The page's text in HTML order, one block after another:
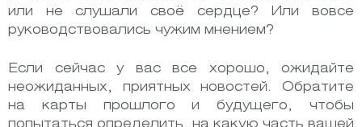
или не слушали своё сердце? Или вовсе
руководствовались чужим мнением?
Если сейчас у вас все хорошо, ожидайте
неожиданных, приятных новостей. Обратите
на карты прошлого и будущего, чтобы
попытаться определить, на какую часть вашей